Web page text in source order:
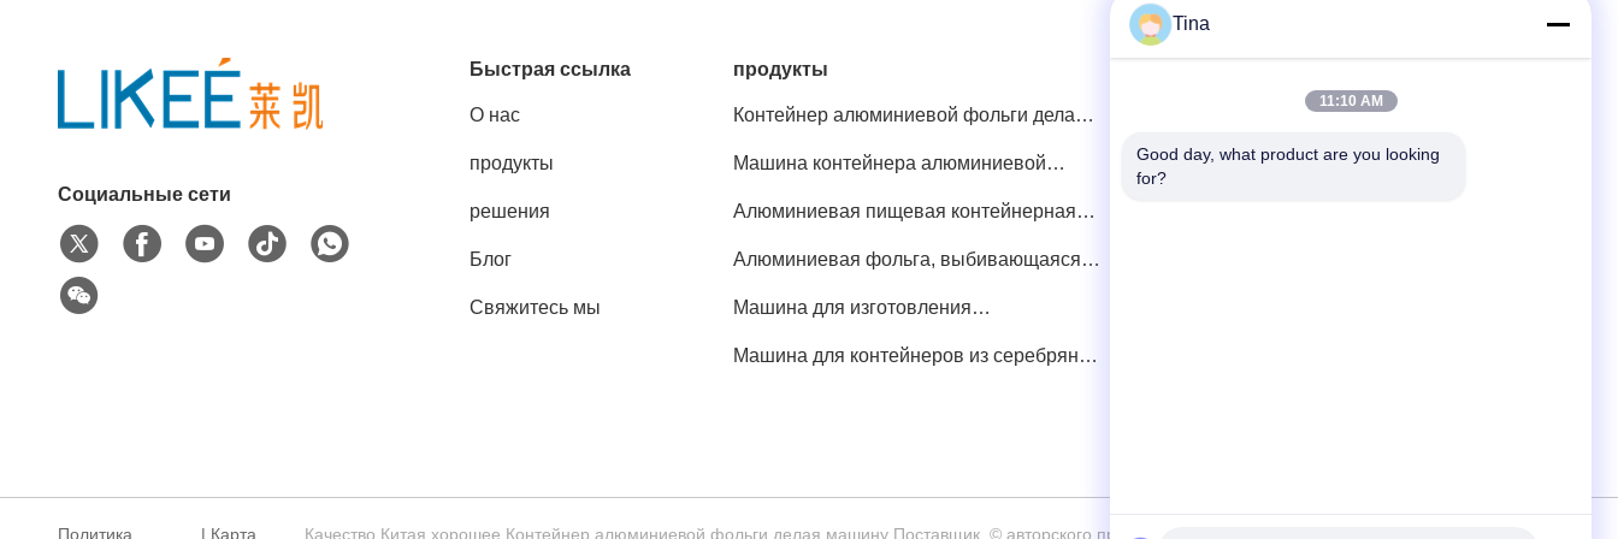
Социальные сети
Быстрая ссылка
О нас
продукты
решения
Блог
Свяжитесь мы
продукты
Контейнер алюминиевой фольги делая
Машина контейнера алюминиевой
Алюминиевая пищевая контейнерная
Алюминиевая фольга, выбивающаяся
Машина для изготовления
Машина для контейнеров из серебряной
86-021-57600070-86 18930097829
Политика | Карта Качество Китая хорошее Контейнер алюминиевой фольги делая машину Поставщик. © авторского права 2021-2026 SHANGHAI LIKEE MACHINERY MOULD
Tina
11:10 AM
Good day, what product are you looking
for?